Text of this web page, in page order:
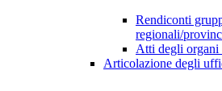
Rendiconti
regionali/
Atti degli
Articolazione degli